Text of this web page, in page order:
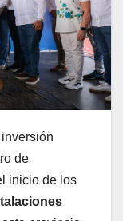
de
inicio de los